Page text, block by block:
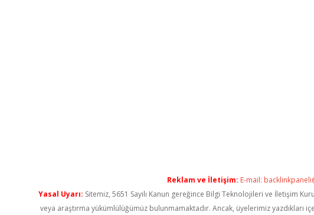
Reklam ve İletişim: E-mail:
Yasal Uyarı: Sitemiz, 5651 Sayılı Kanun gereğince Bilgi Teknolojileri ve İletişim
veya araştırma yükümlülüğümüz bulunmamaktadır. Ancak, üyelerimiz